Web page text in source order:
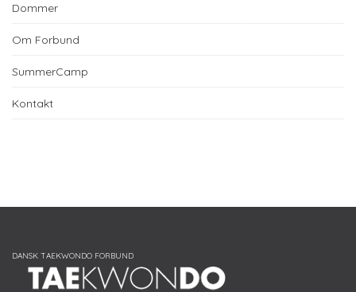
Dommer
Om Forbund
SummerCamp
Kontakt